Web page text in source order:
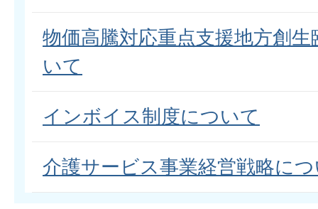
物価高騰対応重点支援地方創
いて
インボイス制度について
介護サービス事業経営戦略に